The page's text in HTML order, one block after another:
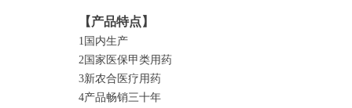
【产品特点】
1国内生产
2国家医保甲类用药
3新农合医疗用药
4产品畅销三十年